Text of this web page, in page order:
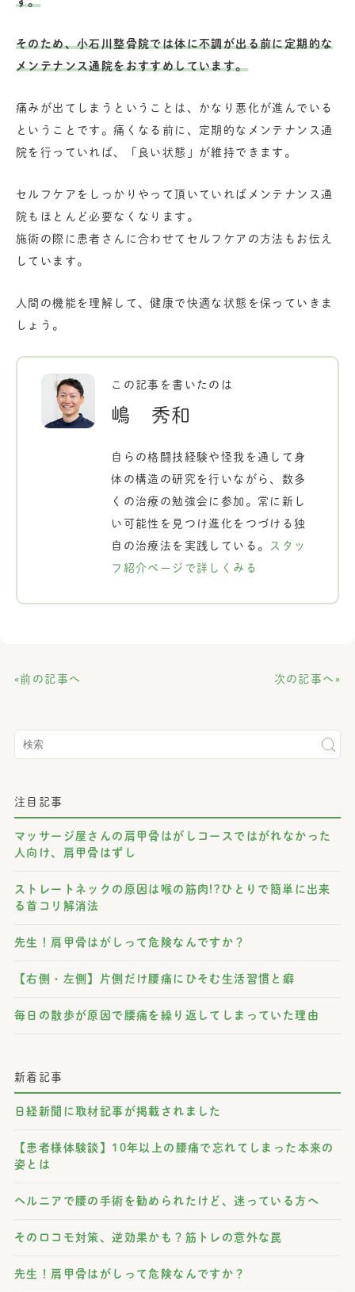
そのため、小石川整骨院では体に不調が出る前に定期的な
メンテナンス通院をおすすめしています。
痛みが出てしまうということは、かなり悪化が進んでいる
ということです。痛くなる前に、定期的なメンテナンス通
院を行っていれば、「良い状態」が維持できます。
セルフケアをしっかりやって頂いていればメンテナンス通
院もほとんど必要なくなります。
施術の際に患者さんに合わせてセルフケアの方法もお伝え
しています。
人間の機能を理解して、健康で快適な状態を保っていきま
しょう。
この記事を書いたのは
嶋 秀和
自らの格闘技経験や怪我を通して身
体の構造の研究を行いながら、数多
くの治療の勉強会に参加。常に新し
い可能性を見つけ進化をつづける独
自の治療法を実践している。
スタッ
フ紹介ページで詳しくみる
«前の記事へ 次の記事へ»
注目記事
マッサージ屋さんの肩甲骨はがしコースではがれなかった
人向け、肩甲骨はずし
ストレートネックの原因は喉の筋肉!?ひとりで簡単に出来
る首コリ解消法
先生！肩甲骨はがしって危険なんですか？
【右側・左側】片側だけ腰痛にひそむ生活習慣と癖
毎日の散歩が原因で腰痛を繰り返してしまっていた理由
新着記事
日経新聞に取材記事が掲載されました
【患者様体験談】10年以上の腰痛で忘れてしまった本来の
姿とは
ヘルニアで腰の手術を勧められたけど、迷っている方へ
そのロコモ対策、逆効果かも？筋トレの意外な罠
先生！肩甲骨はがしって危険なんですか？